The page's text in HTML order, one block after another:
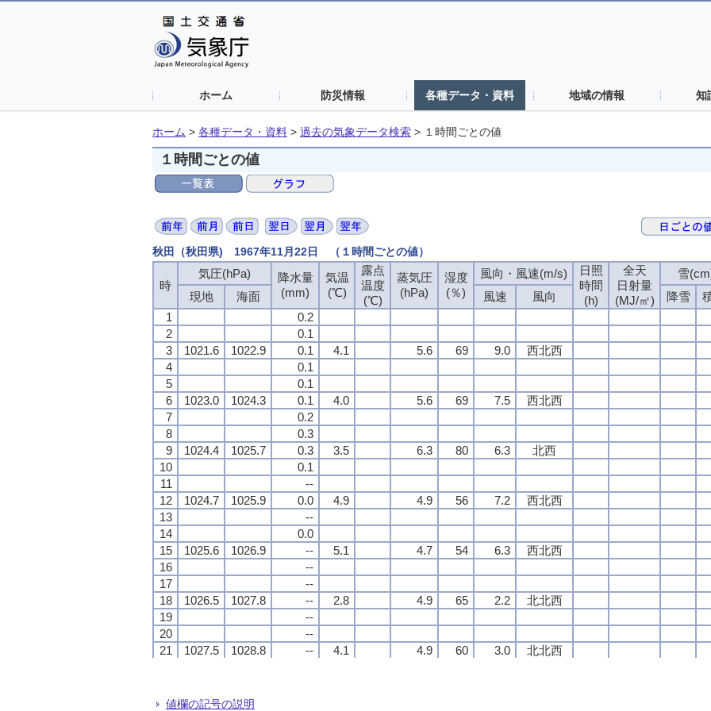
ホーム 防災情報 各種データ・資料 地域の情報 知
ホーム > 各種データ・資料 > 過去の気象データ検索 > １時間ごとの値
１時間ごとの値
秋田（秋田県) 1967年11月22日 （１時間ごとの値）
時
気圧(hPa)
降水量
(mm)
気温
(℃)
露点
温度
(℃)
蒸気圧
(hPa)
湿度
(％)
風向・風速(m/s)
日照
時間
(h)
全天
日射量
(MJ/㎡)
雪
現地 海面 風速 風向 降雪
1
0.2
2
0.1
3
1021.6 1022.9 0.1 4.1 5.6 69 9.0 西北西
4
0.1
5
0.1
6
1023.0 1024.3 0.1 4.0 5.6 69 7.5 西北西
7
0.2
8
0.3
9
1024.4 1025.7 0.3 3.5 6.3 80 6.3 北西
10
0.1
11
--
12
1024.7 1025.9 0.0 4.9 4.9 56 7.2 西北西
13
--
14
0.0
15
1025.6 1026.9 -- 5.1 4.7 54 6.3 西北西
16
--
17
--
18
1026.5 1027.8 -- 2.8 4.9 65 2.2 北北西
19
--
20
--
21
1027.5 1028.8 -- 4.1 4.9 60 3.0 北北西
24
1027.3 1028.6
時
気圧(hPa)
降水量
(mm)
気温
(℃)
露点
温度
(℃)
蒸気圧
(hPa)
湿度
(％)
風向・風速(m/s)
日照
時間
(h)
全天
日射量
(MJ/㎡)
雪
現地 海面 風速 風向 降雪
1
0.2
2
0.1
3
1021.6 1022.9 0.1 4.1 5.6 69 9.0 西北西
4
0.1
5
0.1
6
1023.0 1024.3 0.1 4.0 5.6 69 7.5 西北西
7
0.2
8
0.3
9
1024.4 1025.7 0.3 3.5 6.3 80 6.3 北西
10
0.1
11
--
12
1024.7 1025.9 0.0 4.9 4.9 56 7.2 西北西
13
--
14
0.0
15
1025.6 1026.9 -- 5.1 4.7 54 6.3 西北西
16
--
17
--
18
1026.5 1027.8 -- 2.8 4.9 65 2.2 北北西
19
--
20
--
21
1027.5 1028.8 -- 4.1 4.9 60 3.0 北北西
24
1027.3 1028.6
時
気圧(hPa)
降水量
(mm)
気温
(℃)
露点
温度
(℃)
蒸気圧
(hPa)
湿度
(％)
風向・風速(m/s)
日照
時間
(h)
全天
日射量
(MJ/㎡)
雪
現地 海面 風速 風向 降雪
1
0.2
2
0.1
3
1021.6 1022.9 0.1 4.1 5.6 69 9.0 西北西
4
0.1
5
0.1
6
1023.0 1024.3 0.1 4.0 5.6 69 7.5 西北西
7
0.2
8
0.3
9
1024.4 1025.7 0.3 3.5 6.3 80 6.3 北西
10
0.1
11
--
12
1024.7 1025.9 0.0 4.9 4.9 56 7.2 西北西
13
--
14
0.0
15
1025.6 1026.9 -- 5.1 4.7 54 6.3 西北西
16
--
17
--
18
1026.5 1027.8 -- 2.8 4.9 65 2.2 北北西
19
--
20
--
21
1027.5 1028.8 -- 4.1 4.9 60 3.0 北北西
24
1027.3 1028.6
時
気圧(hPa)
降水量
(mm)
気温
(℃)
露点
温度
(℃)
蒸気圧
(hPa)
湿度
(％)
風向・風速(m/s)
日照
時間
(h)
全天
日射量
(MJ/㎡)
雪
現地 海面 風速 風向 降雪
1
0.2
2
0.1
3
1021.6 1022.9 0.1 4.1 5.6 69 9.0 西北西
4
0.1
5
0.1
6
1023.0 1024.3 0.1 4.0 5.6 69 7.5 西北西
7
0.2
8
0.3
9
1024.4 1025.7 0.3 3.5 6.3 80 6.3 北西
10
0.1
11
--
12
1024.7 1025.9 0.0 4.9 4.9 56 7.2 西北西
13
--
14
0.0
15
1025.6 1026.9 -- 5.1 4.7 54 6.3 西北西
16
--
17
--
18
1026.5 1027.8 -- 2.8 4.9 65 2.2 北北西
19
--
20
--
21
1027.5 1028.8 -- 4.1 4.9 60 3.0 北北西
24
1027.3 1028.6
値欄の記号の説明